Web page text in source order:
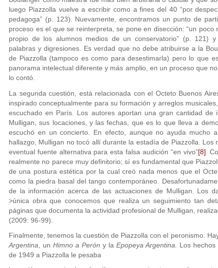
luego Piazzolla vuelve a escribir como a fines del 40 “por
pedagoga” (p. 123). Nuevamente, encontramos un punto de
proceso es el que se reinterpreta, se pone en disección: “un
propio de los alumnos medios de un conservatorio” (p. 121)
palabras y digresiones. Es verdad que no debe atribuirse a la
de Piazzolla (tampoco es como para desestimarla) pero lo que
panorama intelectual diferente y más amplio, en un proceso que
lo contó.
La segunda cuestión, está relacionada con el Octeto Buenos
inspirado conceptualmente para su formación y arreglos
escuchado en París. Los autores aportan una gran cantidad de
Mulligan, sus locaciones, y las fechas, que es lo que lleva a
escuchó en un concierto. En efecto, aunque no ayuda mucho
hallazgo, Mulligan no tocó allí durante la estadía de Piazzolla.
eventual fuente alternativa para esta falsa audición “en vivo”[8] .
realmente no parece muy definitorio; sí es fundamental que
de una postura estética por la cual creó nada menos que el
como la piedra basal del tango contemporáneo.
de la información acerca de las actuaciones de Mulligan. Los
>única obra que conocemos que realiza un seguimiento tan
páginas que documenta la actividad profesional de Mulligan,
(2009: 96-99).
Finalmente, tenemos la cuestión de Piazzolla con el peronismo.
Argentina, un Himno a Perón y la Epopeya Argentina. Los
de 1949 a Piazzolla le pesaba